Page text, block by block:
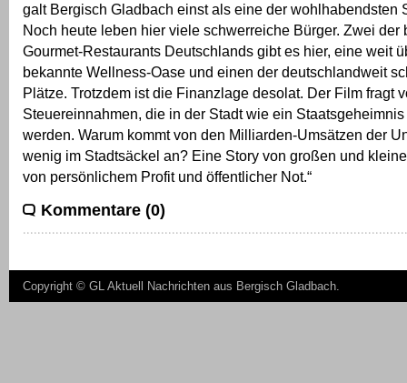
galt Bergisch Gladbach einst als eine der wohlhabendsten
Noch heute leben hier viele schwerreiche Bürger. Zwei der
Gourmet-Restaurants Deutschlands gibt es hier, eine weit
bekannte Wellness-Oase und einen der deutschlandweit
Plätze. Trotzdem ist die Finanzlage desolat. Der Film fragt
Steuereinnahmen, die in der Stadt wie ein
werden. Warum kommt von den Milliarden-Umsätzen der
wenig im Stadtsäckel an? Eine Story von großen und
von persönlichem Profit und öffentlicher Not.“
Kommentare (0)
Copyright © GL Aktuell Nachrichten aus Bergisch Gladbach.